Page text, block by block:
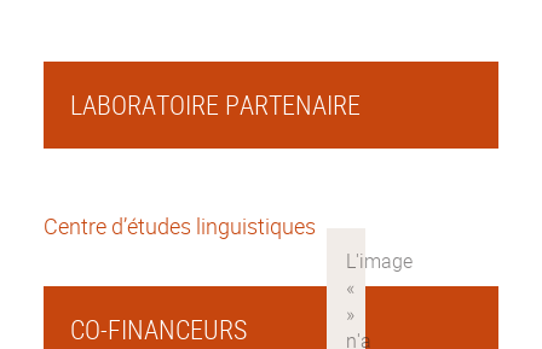
LABORATOIRE PARTENAIRE
Centre d’études linguistiques
CO-FINANCEURS